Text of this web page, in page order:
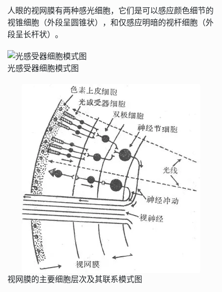
人眼的视网膜有两种感光细胞，它们是可以感应颜色细节的
视锥细胞（外段呈圆锥状），和仅感应明暗的视杆细胞（外
段呈长杆状）。
光感受器细胞模式图
视网膜的主要细胞层次及其联系模式图